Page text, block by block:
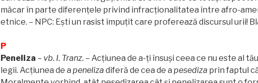
măcar în parte diferențele privind infracționalitatea între afro-
etnice. – NPC: Ești un rasist împuțit care proferează discursul urii!
P
Peneliza – vb. I. Tranz. – Acțiunea de a-ți însuși ceea ce nu este al
legii. Acțiunea de a peneliza diferă de cea de a pesediza prin faptul